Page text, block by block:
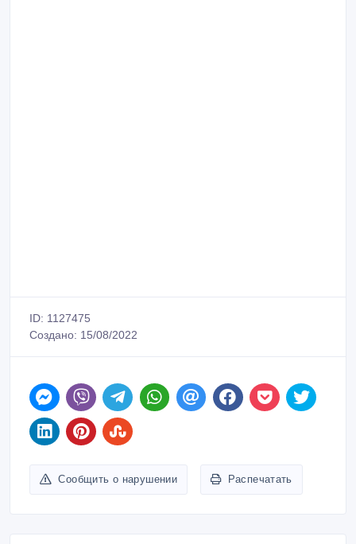
ID: 1127475
Создано: 15/08/2022
Сообщить о нарушении Распечатать